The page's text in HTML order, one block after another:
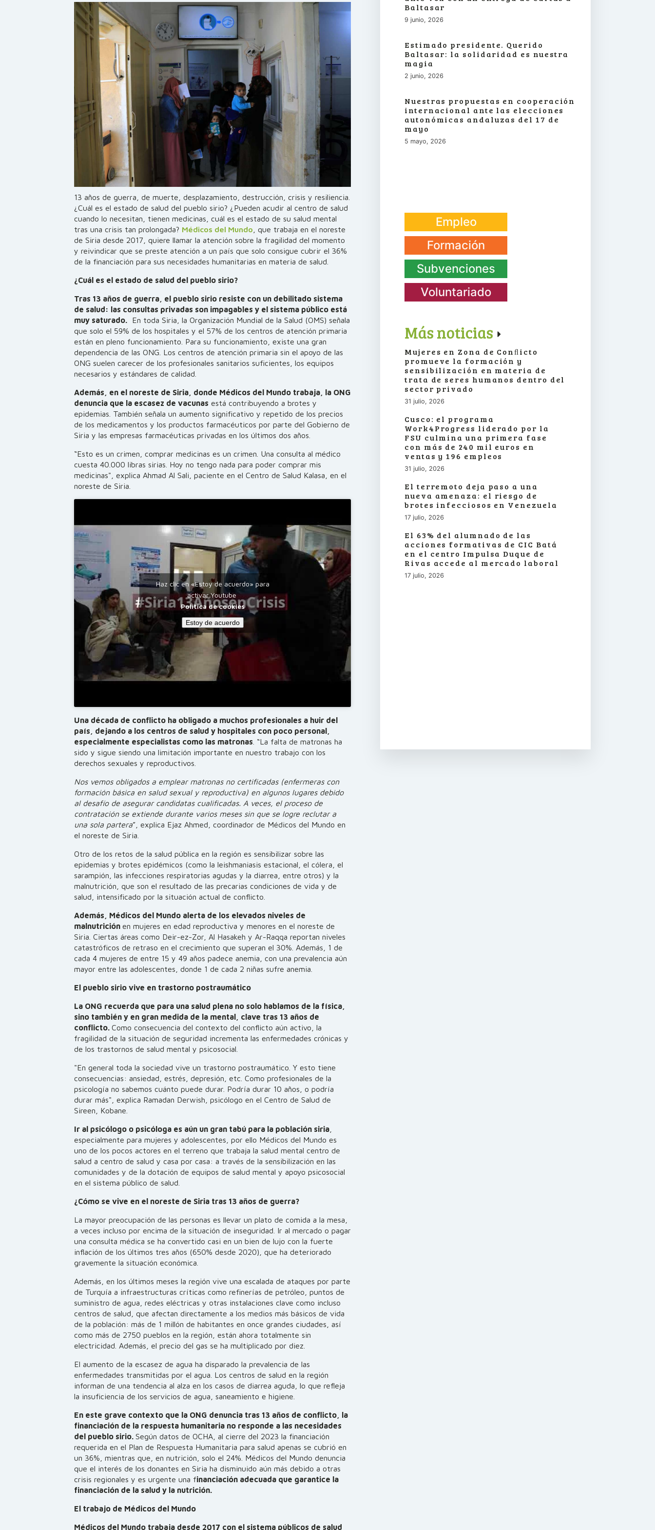
13 años de guerra, de muerte, desplazamiento, destrucción, crisis y resiliencia.
¿Cuál es el estado de salud del pueblo sirio? ¿Pueden acudir al centro de salud
cuando lo necesitan, tienen medicinas, cuál es el estado de su salud mental
tras una crisis tan prolongada? Médicos del Mundo , que trabaja en el noreste
de Siria desde 2017, quiere llamar la atención sobre la fragilidad del momento
y reivindicar que se preste atención a un país que solo consigue cubrir el 36%
de la financiación para sus necesidades humanitarias en materia de salud.
¿Cuál es el estado de salud del pueblo sirio?
Tras 13 años de guerra, el pueblo sirio resiste con un debilitado sistema
de salud: las consultas privadas son impagables y el sistema público está
muy saturado. En toda Siria, la Organización Mundial de la Salud (OMS) señala
que solo el 59% de los hospitales y el 57% de los centros de atención primaria
están en pleno funcionamiento . Para su funcionamiento, existe una gran
dependencia de las ONG. Los centros de atención primaria sin el apoyo de las
ONG suelen carecer de los profesionales sanitarios suficientes, los equipos
necesarios y estándares de calidad.
Además, en el noreste de Siria, donde Médicos del Mundo trabaja, la ONG
denuncia que la escasez de vacunas está contribuyendo a brotes y
epidemias. También señala un aumento significativo y repetido de los precios
de los medicamentos y los productos farmacéuticos por parte del Gobierno de
Siria y las empresas farmacéuticas privadas en los últimos dos años.
“Esto es un crimen, comprar medicinas es un crimen. Una consulta al médico
cuesta 40.000 libras sirias. Hoy no tengo nada para poder comprar mis
medicinas", explica Ahmad Al Sali, paciente en el Centro de Salud Kalasa, en el
noreste de Siria.
Haz clic en «Estoy de acuerdo» para
activar Youtube
Política de cookies
Estoy de acuerdo
Una década de conflicto ha obligado a muchos profesionales a huir del
país, dejando a los centros de salud y hospitales con poco personal,
especialmente especialistas como las matronas “La falta de matronas ha
sido y sigue siendo una limitación importante en nuestro trabajo con los
derechos sexuales y reproductivos.
Nos vemos obligados a emplear matronas no certificadas (enfermeras con
formación básica en salud sexual y reproductiva) en algunos lugares debido
al desafío de asegurar candidatas cualificadas. A veces, el proceso de
contratación se extiende durante varios meses sin que se logre reclutar a
una sola partera”, explica Ejaz Ahmed, coordinador de Médicos del Mundo en
el noreste de Siria.
Otro de los retos de la salud pública en la región es sensibilizar sobre las
epidemias y brotes epidémicos (como la leishmaniasis estacional, el cólera, el
sarampión, las infecciones respiratorias agudas y la diarrea, entre otros) y la
malnutrición, que son el resultado de las precarias condiciones de vida y de
salud, intensificado por la situación actual de conflicto.
Además, Médicos del Mundo alerta de los elevados niveles de
malnutrición en mujeres en edad reproductiva y menores en el noreste de
Siria. Ciertas áreas como Deir-ez-Zor, Al Hasakeh y Ar-Raqqa reportan niveles
catastróficos de retraso en el crecimiento que superan el 30% . Además, 1 de
cada 4 mujeres de entre 15 y 49 años padece anemia, con una prevalencia aún
mayor entre las adolescentes, donde 1 de cada 2 niñas sufre anemia.
El pueblo sirio vive en trastorno postraumático
La ONG recuerda que para una salud plena no solo hablamos de la física,
sino también y en gran medida de la mental, clave tras 13 años de
conflicto. Como consecuencia del contexto del conflicto aún activo, la
fragilidad de la situación de seguridad incrementa las enfermedades crónicas y
de los trastornos de salud mental y psicosocial.
"En general toda la sociedad vive un trastorno postraumático. Y esto tiene
consecuencias: ansiedad, estrés, depresión, etc. Como profesionales de la
psicología no sabemos cuánto puede durar. Podría durar 10 años, o podría
durar más", explica Ramadan Derwish, psicólogo en el Centro de Salud de
Sireen, Kobane.
Ir al psicólogo o psicóloga es aún un gran tabú para la población siria
especialmente para mujeres y adolescentes, por ello Médicos del Mundo es
uno de los pocos actores en el terreno que trabaja la salud mental centro de
salud a centro de salud y casa por casa: a través de la sensibilización en las
comunidades y de la dotación de equipos de salud mental y apoyo psicosocial
en el sistema público de salud.
¿Cómo se vive en el noreste de Siria tras 13 años de guerra?
La mayor preocupación de las personas es llevar un plato de comida a la mesa,
a veces incluso por encima de la situación de inseguridad. Ir al mercado o pagar
una consulta médica se ha convertido casi en un bien de lujo con la fuerte
inflación de los últimos tres años (650% desde 2020), que ha deteriorado
gravemente la situación económica.
Además, en los últimos meses la región vive una escalada de ataques por parte
de Turquía a infraestructuras críticas como refinerías de petróleo, puntos de
suministro de agua, redes eléctricas y otras instalaciones clave como incluso
centros de salud, que afectan directamente a los medios más básicos de vida
de la población: más de 1 millón de habitantes en once grandes ciudades, así
como más de 2750 pueblos en la región, están ahora totalmente sin
electricidad. Además, el precio del gas se ha multiplicado por diez.
El aumento de la escasez de agua ha disparado la prevalencia de las
enfermedades transmitidas por el agua. Los centros de salud en la región
informan de una tendencia al alza en los casos de diarrea aguda, lo que refleja
la insuficiencia de los servicios de agua, saneamiento e higiene.
En este grave contexto que la ONG denuncia tras 13 años de conflicto, la
financiación de la respuesta humanitaria no responde a las necesidades
del pueblo sirio. Según datos de OCHA, al cierre del 2023 la financiación
requerida en el Plan de Respuesta Humanitaria para salud apenas se cubrió en
un 36%, mientras que, en nutrición, solo el 24%. Médicos del Mundo denuncia
que el interés de los donantes en Siria ha disminuido aún más debido a otras
crisis regionales y es urgente una financiación adecuada que garantice la
financiación de la salud y la nutrición.
El trabajo de Médicos del Mundo
Médicos del Mundo trabaja desde 2017 con el sistema públicos de salud
Baltasar
9 junio, 2026
Estimado presidente. Querido
Baltasar: la solidaridad es nuestra
magia
2 junio, 2026
Nuestras propuestas en cooperación
internacional ante las elecciones
autonómicas andaluzas del 17 de
mayo
5 mayo, 2026
Empleo
Formación
Subvenciones
Voluntariado
Más noticias
Mujeres en Zona de Conﬂicto
promueve la formación y
sensibilización en materia de
trata de seres humanos dentro del
sector privado
31 julio, 2026
Cusco: el programa
Work4Progress liderado por la
FSU culmina una primera fase
con más de 240 mil euros en
ventas y 196 empleos
31 julio, 2026
El terremoto deja paso a una
nueva amenaza: el riesgo de
brotes infecciosos en Venezuela
17 julio, 2026
El 63% del alumnado de las
acciones formativas de CIC Batá
en el centro Impulsa Duque de
Rivas accede al mercado laboral
17 julio, 2026